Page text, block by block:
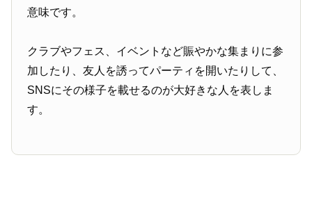
意味です。
クラブやフェス、イベントなど賑やかな集まりに参
加したり、友人を誘ってパーティを開いたりして、
SNSにその様子を載せるのが大好きな人を表しま
す。